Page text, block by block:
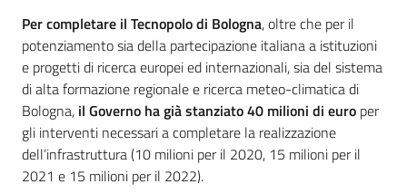
Per completare il Tecnopolo di Bologna, oltre che per il
potenziamento sia della partecipazione italiana a istituzioni
e progetti di ricerca europei ed internazionali, sia del sistema
di alta formazione regionale e ricerca meteo-climatica di
Bologna, il Governo ha già stanziato 40 milioni di euro per
gli interventi necessari a completare la realizzazione
dell’infrastruttura (10 milioni per il 2020, 15 milioni per il
2021 e 15 milioni per il 2022).